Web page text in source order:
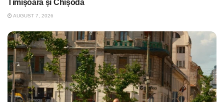
Timișoara și Chișoda
AUGUST 7, 2026